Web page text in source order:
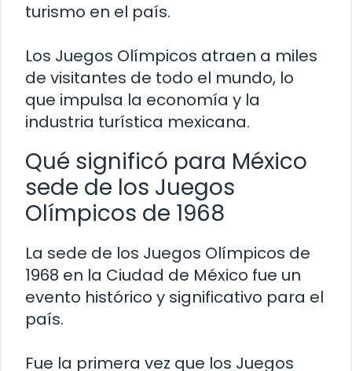
turismo en el país.
Los Juegos Olímpicos atraen a miles
de visitantes de todo el mundo, lo
que impulsa la economía y la
industria turística mexicana.
Qué significó para México
sede de los Juegos
Olímpicos de 1968
La sede de los Juegos Olímpicos de
1968 en la Ciudad de México fue un
evento histórico y significativo para el
país.
Fue la primera vez que los Juegos